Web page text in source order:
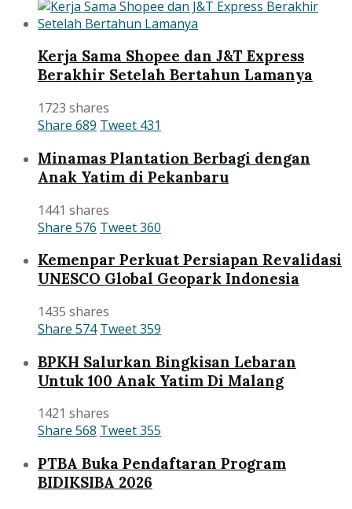
Kerja Sama Shopee dan J&T Express
Berakhir Setelah Bertahun Lamanya
1723 shares
Share 689 Tweet 431
Minamas Plantation Berbagi dengan
Anak Yatim di Pekanbaru
1441 shares
Share 576 Tweet360
Kemenpar Perkuat Persiapan Revalidasi
UNESCO Global Geopark Indonesia
1435 shares
Share 574 Tweet359
BPKH Salurkan Bingkisan Lebaran
Untuk 100 Anak Yatim Di Malang
1421 shares
Share 568 Tweet355
PTBA Buka Pendaftaran Program
BIDIKSIBA 2026